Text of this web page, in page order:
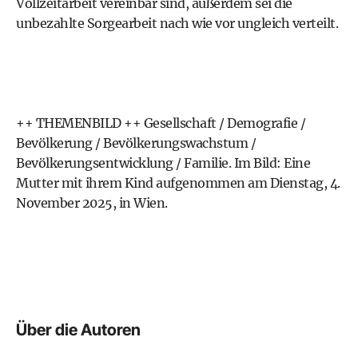
Vollzeitarbeit vereinbar sind, außerdem sei die
unbezahlte Sorgearbeit nach wie vor ungleich verteilt.
++ THEMENBILD ++ Gesellschaft / Demografie /
Bevölkerung / Bevölkerungswachstum /
Bevölkerungsentwicklung / Familie. Im Bild: Eine
Mutter mit ihrem Kind aufgenommen am Dienstag, 4.
November 2025, in Wien.
Über die Autoren